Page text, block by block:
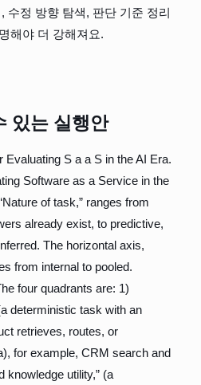
수정 방향 탐색, 판단 기준 정리
해야 더 강해져요.
있는 실행안